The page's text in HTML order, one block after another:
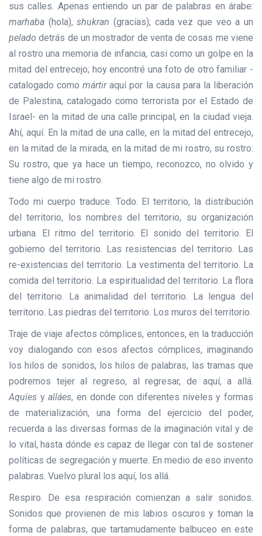
sus calles. Apenas entiendo un par de palabras en árabe:
marhaba (hola),shukran (gracias); cada vez que veo a un
peladodetrás de un mostrador de venta de cosas me viene
al rostro una memoria de infancia, casi como un golpe en la
mitad del entrecejo; hoy encontré una foto de otro familiar -
catalogado comomártiraquí por la causa para la liberación
de Palestina, catalogado como terrorista por el Estado de
Israel- en la mitad de una calle principal, en la ciudad vieja.
Ahí, aquí. En la mitad de una calle, en la mitad del entrecejo,
en la mitad de la mirada, en la mitad de mi rostro, su rostro.
Su rostro, que ya hace un tiempo, reconozco, no olvido y
tiene algo de mi rostro.
Todo mi cuerpo traduce. Todo. El territorio, la distribución
del territorio, los nombres del territorio, su organización
urbana. El ritmo del territorio. El sonido del territorio. El
gobierno del territorio. Las resistencias del territorio. Las
re-existencias del territorio. La vestimenta del territorio. La
comida del territorio. La espiritualidad del territorio. La flora
del territorio. La animalidad del territorio. La lengua del
territorio. Las piedras del territorio. Los muros del territorio.
Traje de viaje afectos cómplices, entonces, en la traducción
voy dialogando con esos afectos cómplices, imaginando
los hilos de sonidos, los hilos de palabras, las tramas que
podremos tejer al regreso, al regresar, de aquí, a allá.
Aquíes yalláes, en donde con diferentes niveles y formas
de materialización, una forma del ejercicio del poder,
recuerda a las diversas formas de la imaginación vital y de
lo vital, hasta dónde es capaz de llegar con tal de sostener
políticas de segregación y muerte. En medio de eso invento
palabras. Vuelvo plural los aquí, los allá.
Respiro. De esa respiración comienzan a salir sonidos.
Sonidos que provienen de mis labios oscuros y toman la
forma de palabras, que tartamudamente balbuceo en este